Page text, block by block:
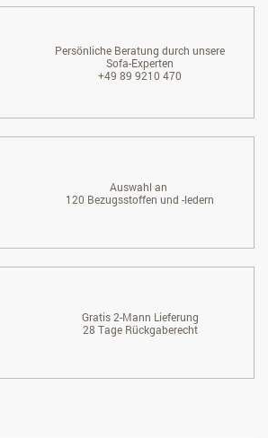
Persönliche Beratung durch unsere
Sofa-Experten
+49 89 9210 470
Auswahl an
120 Bezugsstoffen und -ledern
Gratis 2-Mann Lieferung
28 Tage Rückgaberecht